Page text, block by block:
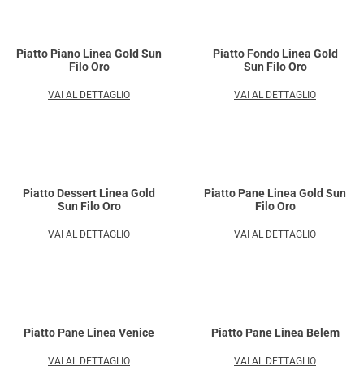
Piatto Piano Linea Gold Sun
Filo Oro
VAI AL DETTAGLIO
Piatto Fondo Linea Gold
Sun Filo Oro
VAI AL DETTAGLIO
Piatto Dessert Linea Gold
Sun Filo Oro
VAI AL DETTAGLIO
Piatto Pane Linea Gold Sun
Filo Oro
VAI AL DETTAGLIO
Piatto Pane Linea Venice
VAI AL DETTAGLIO
Piatto Pane Linea Belem
VAI AL DETTAGLIO